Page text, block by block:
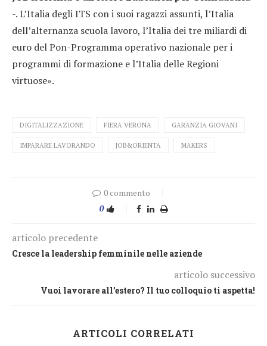
-. L’Italia degli ITS con i suoi ragazzi assunti, l’Italia
dell’alternanza scuola lavoro, l’Italia dei tre miliardi di
euro del Pon-Programma operativo nazionale per i
programmi di formazione e l’Italia delle Regioni
virtuose».
DIGITALIZZAZIONE FIERA VERONA GARANZIA GIOVANI
IMPARARE LAVORANDO JOB&ORIENTA MAKERS
0 commento
0
articolo precedente
Cresce la leadership femminile nelle aziende
articolo successivo
Vuoi lavorare all’estero? Il tuo colloquio ti aspetta!
ARTICOLI CORRELATI